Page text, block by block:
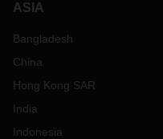
ASIA
Bangladesh
China
Hong Kong SAR
India
Indonesia